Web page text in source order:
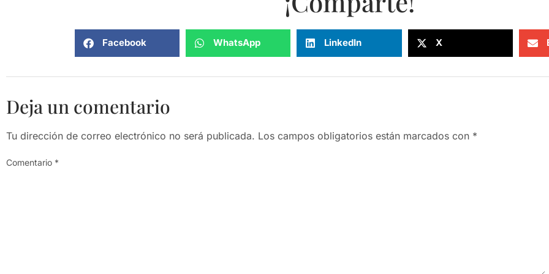
Facebook WhatsApp LinkedIn X
Deja un comentario
Tu dirección de correo electrónico no será publicada. Los campos obligatorios están marcados con *
Comentario *